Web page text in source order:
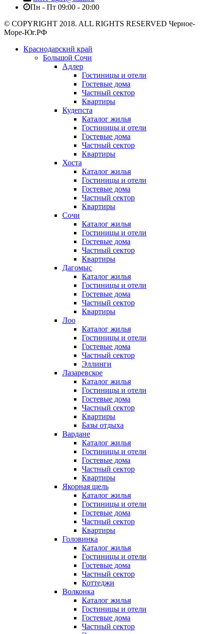
Пн - Пт 09:00 - 20:00
© COPYRIGHT 2018. ALL RIGHTS RESERVED Черное-
Море-Юг.РФ
Краснодарский край
Большой Сочи
Адлер
Гостиницы и отели
Гостевые дома
Частный сектор
Квартиры
Кудепста
Каталог жилья
Гостиницы и отели
Гостевые дома
Частный сектор
Квартиры
Хоста
Каталог жилья
Гостиницы и отели
Гостевые дома
Частный сектор
Квартиры
Сочи
Каталог жилья
Гостиницы и отели
Гостевые дома
Частный сектор
Квартиры
Дагомыс
Каталог жилья
Гостиницы и отели
Гостевые дома
Частный сектор
Квартиры
Лоо
Каталог жилья
Гостиницы и отели
Гостевые дома
Частный сектор
Эллинги
Лазаревское
Каталог жилья
Гостиницы и отели
Гостевые дома
Частный сектор
Квартиры
Базы отдыха
Вардане
Каталог жилья
Гостиницы и отели
Гостевые дома
Частный сектор
Квартиры
Якорная щель
Каталог жилья
Гостиницы и отели
Гостевые дома
Частный сектор
Квартиры
Головинка
Каталог жилья
Гостиницы и отели
Гостевые дома
Частный сектор
Коттеджи
Волконка
Каталог жилья
Гостиницы и отели
Гостевые дома
Частный сектор